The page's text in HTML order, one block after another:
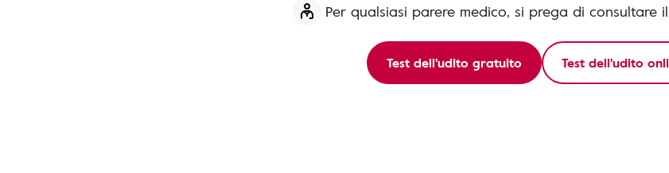
Per qualsiasi parere medico, si prega di consultare
Test dell'udito gratuito Test dell'udito